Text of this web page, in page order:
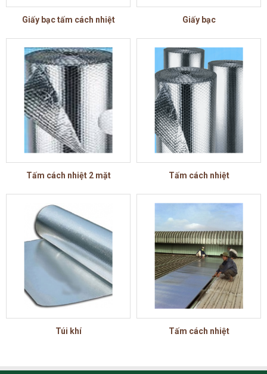
Giấy bạc tấm cách nhiệt Giấy bạc
Tấm cách nhiệt 2 mặt Tấm cách nhiệt
Túi khí Tấm cách nhiệt